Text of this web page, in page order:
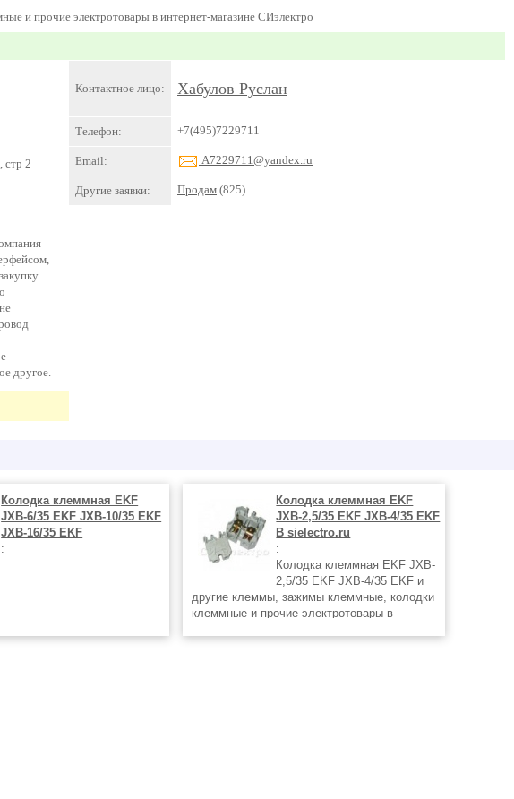
и прочие электротовары в интернет-магазине СИэлектро
стр 2
другое.
Контактное лицо: Хабулов Руслан
Телефон: +7(495)7229711
Email: A7229711@yandex.ru
Другие заявки: Продам (825)
Колодка клеммная EKF
JXB-6/35 EKF JXB-10/35 EKF
JXB-16/35 EKF
:
Колодка клеммная EKF
JXB-2,5/35 EKF JXB-4/35 EKF
В sielectro.ru
:
Колодка клеммная EKF JXB-
2,5/35 EKF JXB-4/35 EKF и
другие клеммы, зажимы клеммные, колодки
клеммные и прочие электротовары в